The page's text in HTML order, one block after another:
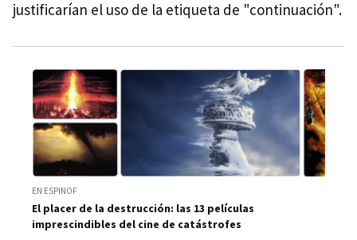
justificarían el uso de la etiqueta de "continuación".
EN ESPINOF
El placer de la destrucción: las 13 películas
imprescindibles del cine de catástrofes